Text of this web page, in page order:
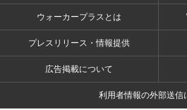
ウォーカープラスとは
プレスリリース・情報提供
広告掲載について
利用者情報の外部送信